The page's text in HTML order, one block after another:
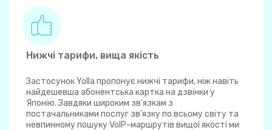
Нижчі тарифи, вища якість
Застосунок Yolla пропонує нижчі тарифи, ніж навіть
найдешевша абонентська картка на дзвінки у
Японію. Завдяки широким зв'язкам з
постачальниками послуг зв'язку по всьому світу та
невпинному пошуку VoIP-маршрутів вищої якості ми